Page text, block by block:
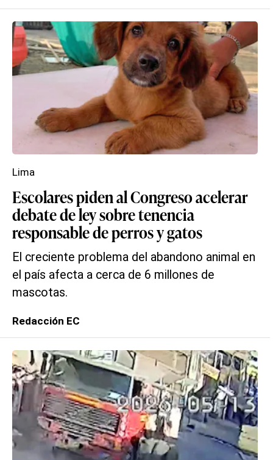
Escolares piden al Congreso acelerar
debate de ley sobre tenencia
responsable de perros y gatos
El creciente problema del abandono animal en
el país afecta a cerca de 6 millones de
mascotas.
Lima
Redacción EC